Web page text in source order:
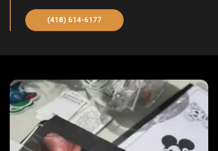
(418) 614-6177